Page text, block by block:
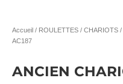
Accueil / ROULETTES / CHARIOTS /
AC187
ANCIEN